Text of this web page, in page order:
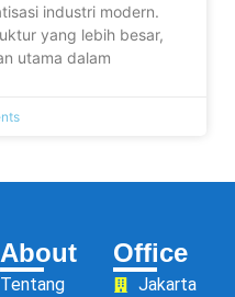
industri modern.
yang lebih besar,
utama dalam
About
Tentang
Office
Jakarta